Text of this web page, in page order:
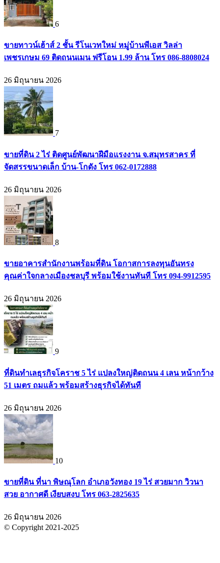
6
ขายทาวน์เฮ้าส์ 2 ชั้น รีโนเวทใหม่ หมู่บ้านพีเอส วิลล่า
เพชรเกษม 69 ติดถนนเมน ฟรีโอน 1.99 ล้าน โทร 086-8808024
26 มิถุนายน 2026
7
ขายที่ดิน 2 ไร่ ติดศูนย์พัฒนาฝีมือแรงงาน จ.สมุทรสาคร ที่
จัดสรรขนาดเล็ก บ้าน-โกดัง โทร 062-0172888
26 มิถุนายน 2026
8
ขายอาคารสำนักงานพร้อมที่ดิน โอกาสการลงทุนอันทรง
คุณค่าใจกลางเมืองชลบุรี พร้อมใช้งานทันที โทร 094-9912595
26 มิถุนายน 2026
9
ที่ดินทำเลธุรกิจโคราช 5 ไร่ แปลงใหญ่ติดถนน 4 เลน หน้ากว้าง
51 เมตร ถมแล้ว พร้อมสร้างธุรกิจได้ทันที
26 มิถุนายน 2026
10
ขายที่ดิน ที่นา พิษณุโลก อำเภอวังทอง 19 ไร่ สวยมาก วิวนา
สวย อากาศดี เงียบสงบ โทร 063-2825635
26 มิถุนายน 2026
© Copyright 2021-2025